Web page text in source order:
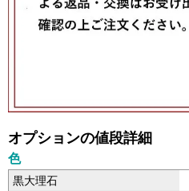
オプションの値段詳細
色
黒大理石